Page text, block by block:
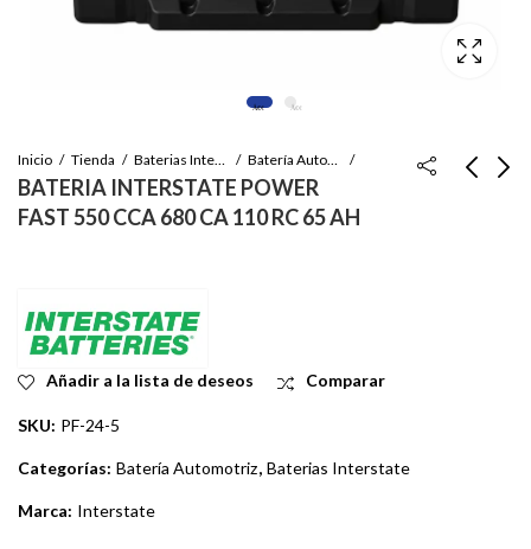
Inicio Tienda Baterias Interstate Batería Automotriz
BATERIA INTERSTATE POWER
FAST 550 CCA 680 CA 110 RC 65 AH
Añadir a la lista de deseos Comparar
SKU: PF-24-5
Categorías: Batería Automotriz, Baterias Interstate
Marca: Interstate